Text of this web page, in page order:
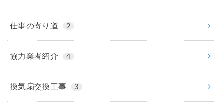
仕事の寄り道 2
協力業者紹介 4
換気扇交換工事 3